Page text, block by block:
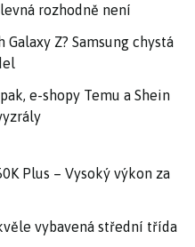
rozhodně není
Z? Samsung chystá
e-shopy Temu a Shein
Plus – Vysoký výkon za
vybavená střední třída